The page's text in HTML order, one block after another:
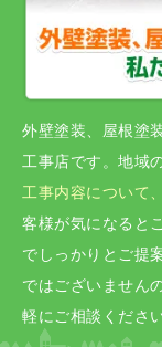
外壁塗装、屋根塗
工事店です。地域
⼯事内容について
客様が気になると
でしっかりとご提
ではございません
軽にご相談ください